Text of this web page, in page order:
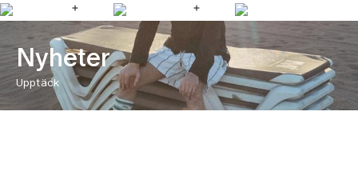
Nyheter
Upptäck